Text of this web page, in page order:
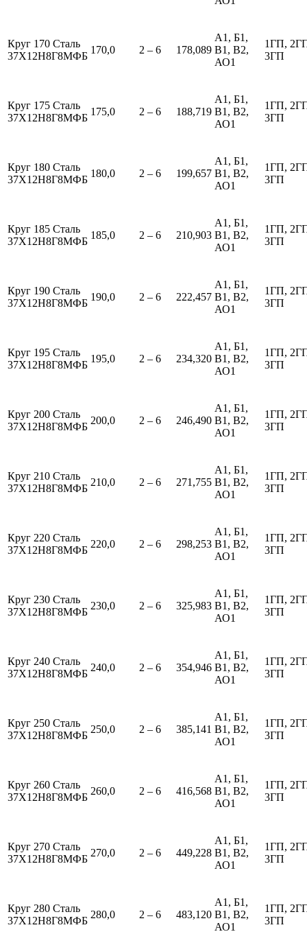
Круг 170 Сталь
37Х12Н8Г8МФБ
170,0 2 – 6 178,089
А1, Б1,
В1, В2,
АО1
1ГП,
3ГП
Круг 175 Сталь
37Х12Н8Г8МФБ
175,0 2 – 6 188,719
А1, Б1,
В1, В2,
АО1
1ГП,
3ГП
Круг 180 Сталь
37Х12Н8Г8МФБ
180,0 2 – 6 199,657
А1, Б1,
В1, В2,
АО1
1ГП,
3ГП
Круг 185 Сталь
37Х12Н8Г8МФБ
185,0 2 – 6 210,903
А1, Б1,
В1, В2,
АО1
1ГП,
3ГП
Круг 190 Сталь
37Х12Н8Г8МФБ
190,0 2 – 6 222,457
А1, Б1,
В1, В2,
АО1
1ГП,
3ГП
Круг 195 Сталь
37Х12Н8Г8МФБ
195,0 2 – 6 234,320
А1, Б1,
В1, В2,
АО1
1ГП,
3ГП
Круг 200 Сталь
37Х12Н8Г8МФБ
200,0 2 – 6 246,490
А1, Б1,
В1, В2,
АО1
1ГП,
3ГП
Круг 210 Сталь
37Х12Н8Г8МФБ
210,0 2 – 6 271,755
А1, Б1,
В1, В2,
АО1
1ГП,
3ГП
Круг 220 Сталь
37Х12Н8Г8МФБ
220,0 2 – 6 298,253
А1, Б1,
В1, В2,
АО1
1ГП,
3ГП
Круг 230 Сталь
37Х12Н8Г8МФБ
230,0 2 – 6 325,983
А1, Б1,
В1, В2,
АО1
1ГП,
3ГП
Круг 240 Сталь
37Х12Н8Г8МФБ
240,0 2 – 6 354,946
А1, Б1,
В1, В2,
АО1
1ГП,
3ГП
Круг 250 Сталь
37Х12Н8Г8МФБ
250,0 2 – 6 385,141
А1, Б1,
В1, В2,
АО1
1ГП,
3ГП
Круг 260 Сталь
37Х12Н8Г8МФБ
260,0 2 – 6 416,568
А1, Б1,
В1, В2,
АО1
1ГП,
3ГП
Круг 270 Сталь
37Х12Н8Г8МФБ
270,0 2 – 6 449,228
А1, Б1,
В1, В2,
АО1
1ГП,
3ГП
Круг 280 Сталь
37Х12Н8Г8МФБ
280,0 2 – 6 483,120
А1, Б1,
В1, В2,
АО1
1ГП,
3ГП